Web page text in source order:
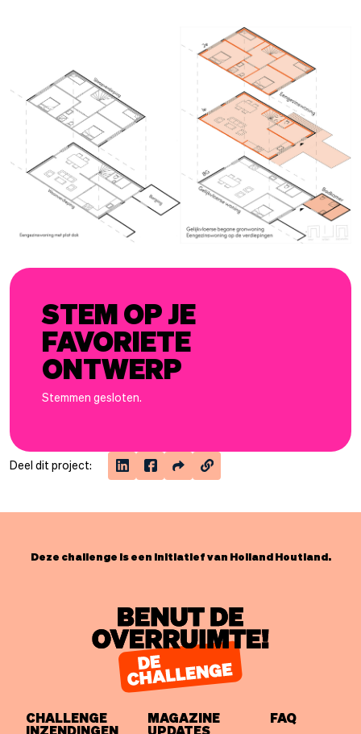
STEM OP JE
FAVORIETE
ONTWERP
Stemmen gesloten.
Deel dit project:
Deze challenge is een initiatief van Holland Houtland.
CHALLENGE MAGAZINE FAQ